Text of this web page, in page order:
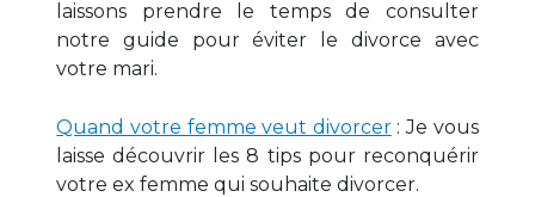
laissons prendre le temps de consulter
notre guide pour éviter le divorce avec
votre mari.
Quand votre femme veut divorcer: Je vous
laisse découvrir les 8 tips pour reconquérir
votre ex femme qui souhaite divorcer.